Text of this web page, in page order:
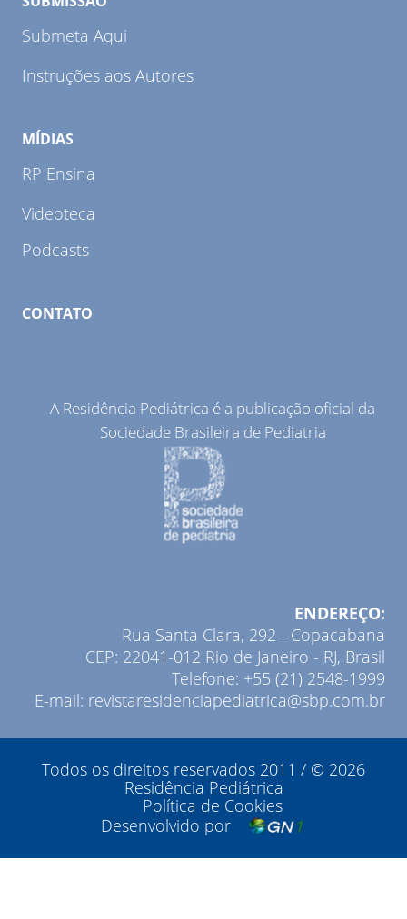
Submeta Aqui
Instruções aos Autores
MÍDIAS
RP Ensina
Videoteca
Podcasts
CONTATO
A Residência Pediátrica é a publicação oficial da
Sociedade Brasileira de Pediatria
ENDEREÇO:
Rua Santa Clara, 292 - Copacabana
CEP: 22041-012 Rio de Janeiro - RJ, Brasil
Telefone: +55 (21) 2548-1999
E-mail: revistaresidenciapediatrica@sbp.com.br
Todos os direitos reservados 2011 / © 2026
Residência Pediátrica
Política de Cookies
Desenvolvido por